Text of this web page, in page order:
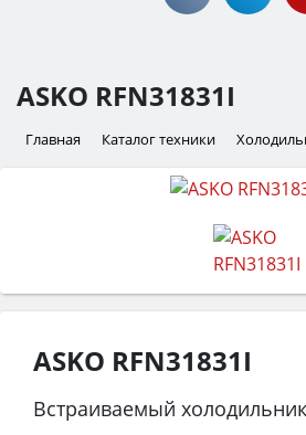
ASKO RFN31831I
Главная Каталог техники
ASKO RFN31831I
Встраиваемый холодильник